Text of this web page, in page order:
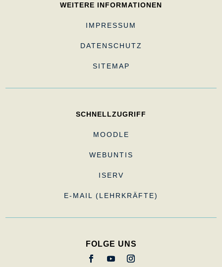
WEITERE INFORMATIONEN
IMPRESSUM
DATENSCHUTZ
SITEMAP
SCHNELLZUGRIFF
MOODLE
WEBUNTIS
ISERV
E-MAIL (LEHRKRÄFTE)
FOLGE UNS